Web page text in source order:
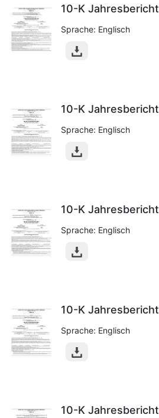
10-K Jahresbericht
Sprache: Englisch
10-K Jahresbericht
Sprache: Englisch
10-K Jahresbericht
Sprache: Englisch
10-K Jahresbericht
Sprache: Englisch
10-K Jahresbericht